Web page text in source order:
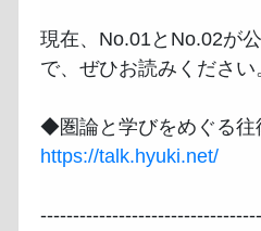
現在、No.01とNo.02が
で、ぜひお読みください
https://talk.hyuki.net/